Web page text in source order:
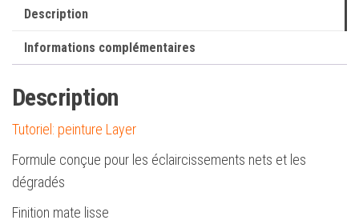
Description
Informations complémentaires
Description
Tutoriel: peinture Layer
Formule conçue pour les éclaircissements nets et les
dégradés
Finition mate lisse